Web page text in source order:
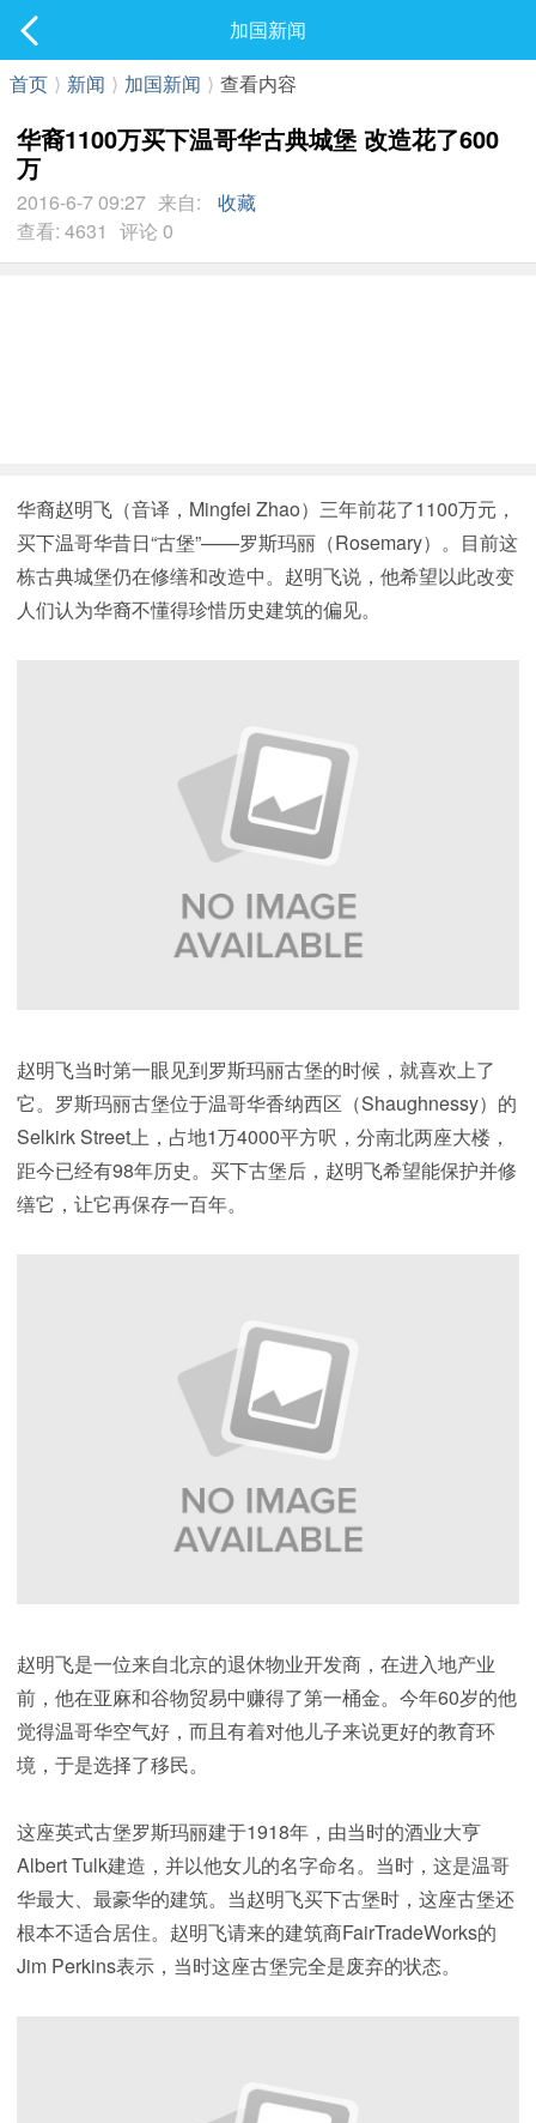
最新发表
加国新闻
首页 ⟩ 新闻 ⟩ 加国新闻 ⟩ 查看内容
华裔1100万买下温哥华古典城堡 改造花了600
万
2016-6-7 09:27 来自:
收藏
查看: 4631 评论 0
华裔赵明飞（音译，Mingfei Zhao）三年前花了1100万元，
买下温哥华昔日“古堡”——罗斯玛丽（Rosemary）。目前这
栋古典城堡仍在修缮和改造中。赵明飞说，他希望以此改变
人们认为华裔不懂得珍惜历史建筑的偏见。
赵明飞当时第一眼见到罗斯玛丽古堡的时候，就喜欢上了
它。罗斯玛丽古堡位于温哥华香纳西区（Shaughnessy）的
Selkirk Street上，占地1万4000平方呎，分南北两座大楼，
距今已经有98年历史。买下古堡后，赵明飞希望能保护并修
缮它，让它再保存一百年。
赵明飞是一位来自北京的退休物业开发商，在进入地产业
前，他在亚麻和谷物贸易中赚得了第一桶金。今年60岁的他
觉得温哥华空气好，而且有着对他儿子来说更好的教育环
境，于是选择了移民。
这座英式古堡罗斯玛丽建于1918年，由当时的酒业大亨
Albert Tulk建造，并以他女儿的名字命名。当时，这是温哥
华最大、最豪华的建筑。当赵明飞买下古堡时，这座古堡还
根本不适合居住。赵明飞请来的建筑商FairTradeWorks的
Jim Perkins表示，当时这座古堡完全是废弃的状态。